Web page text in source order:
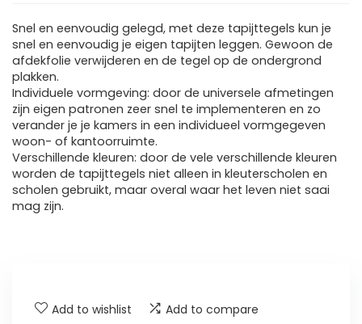
Snel en eenvoudig gelegd, met deze tapijttegels kun je
snel en eenvoudig je eigen tapijten leggen. Gewoon de
afdekfolie verwijderen en de tegel op de ondergrond
plakken.
Individuele vormgeving: door de universele afmetingen
zijn eigen patronen zeer snel te implementeren en zo
verander je je kamers in een individueel vormgegeven
woon- of kantoorruimte.
Verschillende kleuren: door de vele verschillende kleuren
worden de tapijttegels niet alleen in kleuterscholen en
scholen gebruikt, maar overal waar het leven niet saai
mag zijn.
Add to wishlist Add to compare